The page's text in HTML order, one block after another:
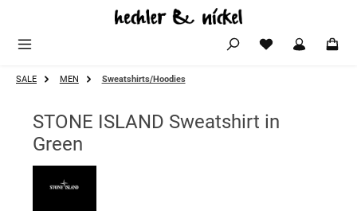
Zum Hauptinhalt springen
SALE MEN Sweatshirts/Hoodies
STONE ISLAND Sweatshirt in
Green